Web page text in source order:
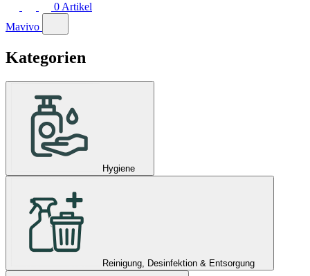
0 Artikel
Mavivo
Kategorien
Hygiene
Reinigung, Desinfektion & Entsorgung